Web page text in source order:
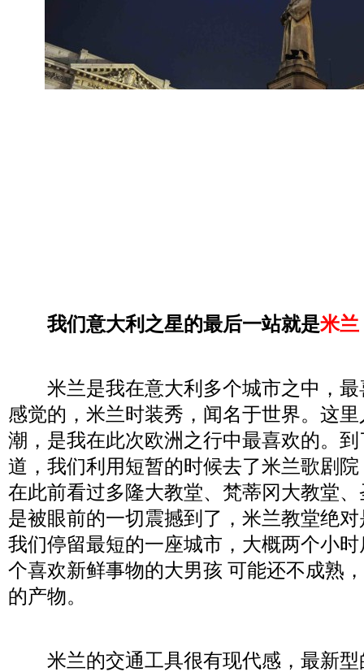
我们意大利之星的最后一站就是米兰
米兰是我在意大利多个城市之中，最
感觉的，米兰时装秀，闻名于世界。这
潮，是我在此次欧洲之行中最喜欢的。
道，我们利用短暂的时候去了米兰歌剧
在此前看过多隆大教堂、梵蒂冈大教堂
是被眼前的一切震撼到了，米兰教堂绝
我们停留最短的一座城市，大概两个小
个喜欢新鲜事物的大男孩 可能还不成熟
的产物。
米兰的交通工具很有现代感，最新型